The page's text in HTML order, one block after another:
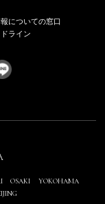
についての窓口
ライン
OSAKI
YOKOHAMA